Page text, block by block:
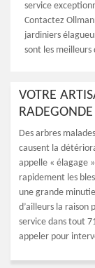
service
Contactez
jardiniers
sont les meilleurs
VOTRE
Des arbres
causent la
appelle « élagage
rapidement les
une grande
d’ailleurs la raison
service dans tout
appeler pour